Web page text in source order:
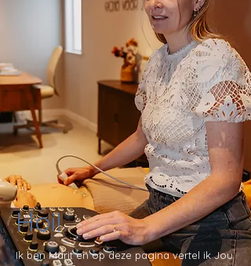
Hoi!
Ik ben Marit en op deze pagina vertel ik Jou